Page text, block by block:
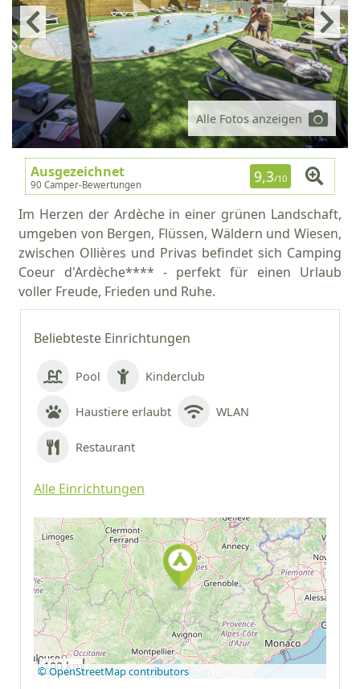
Beliebteste Einrichtungen
Pool Kinderclub
Haustiere erlaubt WLAN
Restaurant
Alle Einrichtungen
Auf Google Maps
anzeigen
100 km
© OpenStreetMap contributors
Alle Fotos anzeigen
Ausgezeichnet
90 Camper-Bewertungen 9,3/10
Im Herzen der Ardèche in einer grünen Landschaft,
umgeben von Bergen, Flüssen, Wäldern und Wiesen,
zwischen Ollières und Privas befindet sich Camping
Coeur d'Ardèche**** - perfekt für einen Urlaub
voller Freude, Frieden und Ruhe.